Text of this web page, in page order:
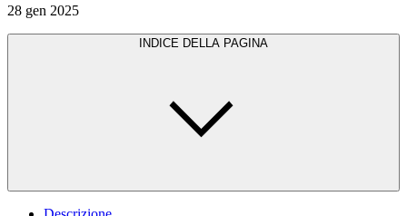
28 gen 2025
INDICE DELLA PAGINA